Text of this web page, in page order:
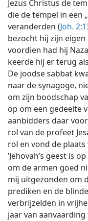
Jezus Christus de
die de tempel in een
veranderden (Joh.
bezocht hij zijn
voordien had hij
keerde hij er terug
De joodse sabbat
naar de synagoge,
om zijn boodschap
op om een gedeelte
aanbidders daar
rol van de profeet
rol en vond de
’Jehovah’s geest is
om de armen goed
mij uitgezonden om
prediken en de
verbrijzelden in
jaar van